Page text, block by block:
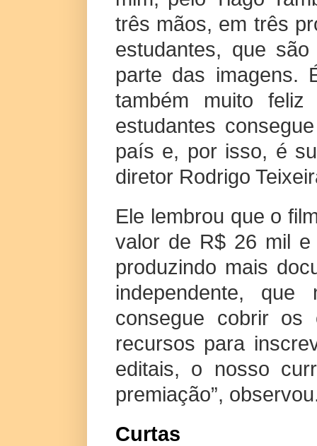
três mãos, em três
estudantes, que
parte das imagens.
também muito
estudantes
país e, por isso, é
diretor Rodrigo
Ele lembrou que o
valor de R$ 26 mil
produzindo mais
independente,
consegue cobrir
recursos para
editais, o nosso
premiação”,
Curtas